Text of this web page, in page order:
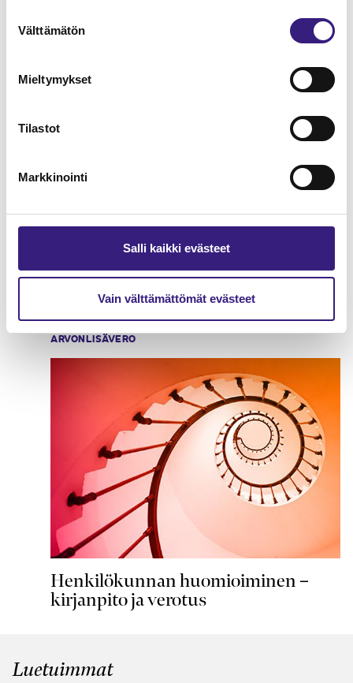
valinta
Välttämätön
Mieltymykset
Tilastot
Markkinointi
Salli kaikki evästeet
Vain välttämättömät evästeet
arvonlisäverotus
Matkailualan marginaaliverotus
ARVONLISÄVERO
Henkilökunnan huomioiminen –
kirjanpito ja verotus
Luetuimmat